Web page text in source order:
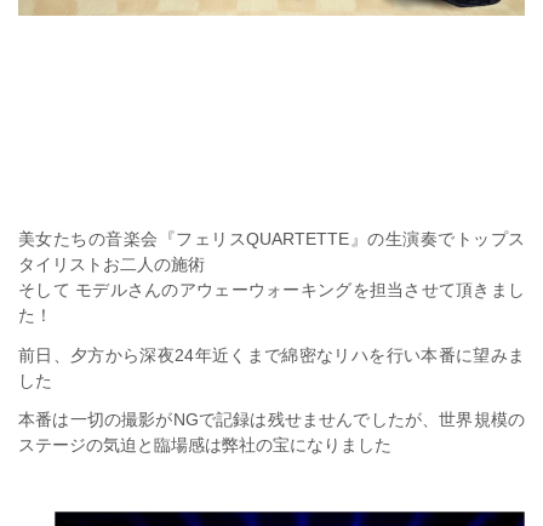
美女たちの音楽会『フェリスQUARTETTE』の生演奏でトップス
タイリストお二人の施術
そして モデルさんのアウェーウォーキングを担当させて頂きまし
た！
前日、夕方から深夜24年近くまで綿密なリハを行い本番に望みま
した
本番は一切の撮影がNGで記録は残せませんでしたが、世界規模の
ステージの気迫と臨場感は弊社の宝になりました